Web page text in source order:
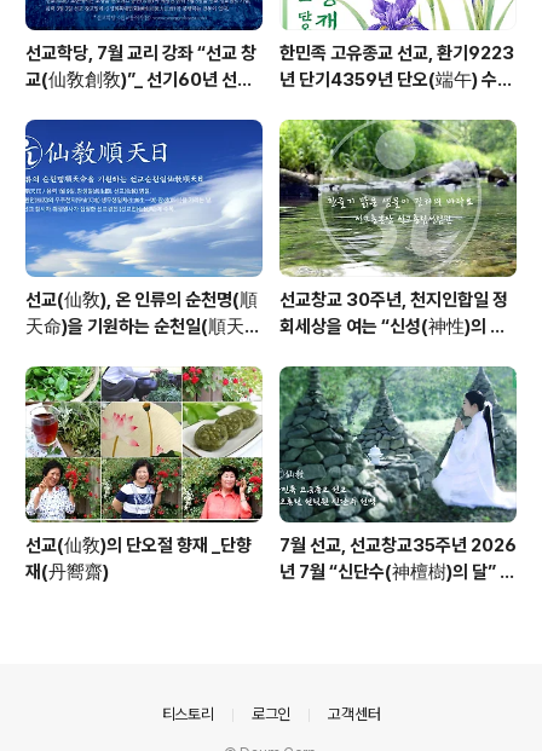
선교학당, 7월 교리 강좌 “선교 창
교(仙敎創敎)”_ 선기60년 선교
한민족 고유종교 선교, 환기9223
년 단기4359년 단오(端午) 수릿
사님 신성교화법문
선교(仙敎), 온 인류의 순천명(順
天命)을 기원하는 순천일(順天
정반포
선교창교 30주년, 천지인합일 정
회세상을 여는 “신성(神性)의 물
“신성회복과 청정수행” 교유를 생
각하며
선교(仙敎)의 단오절 향재 _단향
재(丹嚮齋)
7월 선교, 선교창교35주년 2026
년 7월 “신단수(神檀樹)의 달” 선
티스토리 로그인 고객센터